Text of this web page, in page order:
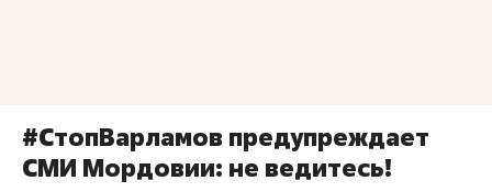
#СтопВарламов предупреждает
СМИ Мордовии: не ведитесь!